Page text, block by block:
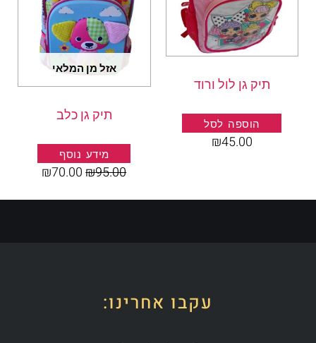
תיק גן לול ורוד
הוספה לסל
₪45.00
אזל מן המלאי
תיק גן כלב
מידע נוסף
₪95.00
₪70.00
עקבו אחרינו: